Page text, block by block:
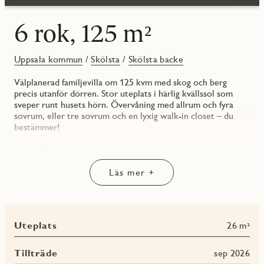
6 rok, 125 m²
Uppsala kommun /Skölsta / Skölsta backe
Välplanerad familjevilla om 125 kvm med skog och berg
precis utanför dörren. Stor uteplats i härlig kvällssol som
sveper runt husets hörn. Övervåning med allrum och fyra
sovrum, eller tre sovrum och en lyxig walk-in closet – du
bestämmer!
Innanför dörren känner du entréplanets golvvärme, som
GROVENTRÉ/TVÄTTSTUGA
Praktisk groventré i tvättstuga med tvättmaskin och
torktumlare från Electrolux. Ovanför tvättutrustningen finns
en praktisk arbetsbänk med diskho. Här finns även huset
Läs mer +
Uteplats 26 m²
Tillträde sep 2026